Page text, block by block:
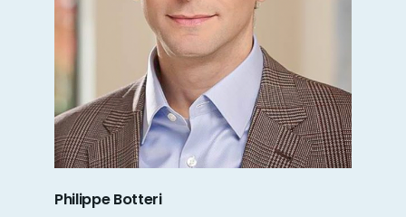
Philippe Botteri